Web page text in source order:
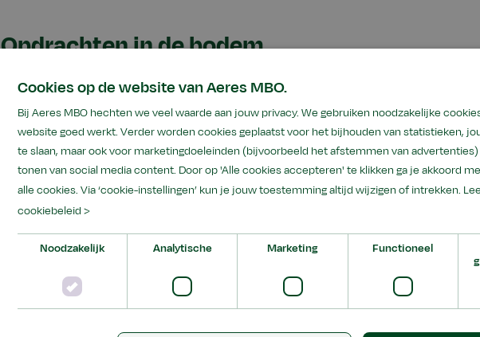
Opdrachten in de bodem
De studenten deden vijf praktijkopdrachten:
profielkuilen graven om de bodem te bekijken
meten hoe snel water in de grond zakt
tellen welke planten op het land groeien
verschillende soorten mest onderzoeken
nitraat meten in de bodem met een app
De teams bestonden bewust uit studenten van verschillende scholen en
studenten van elkaar en deelden ze hun kennis.
Cookies op de website van Aeres MBO.
Bij Aeres MBO hechten we veel waarde aan jouw privacy. We gebruiken noodzakelijke
website goed werkt. Verder worden cookies geplaatst voor het bijhouden van statistieken,
te slaan, maar ook voor marketingdoeleinden (bijvoorbeeld het afstemmen van
tonen van social media content. Door op 'Alle cookies accepteren' te klikken ga je akkoord
alle cookies. Via ‘cookie-instellingen’ kun je jouw toestemming altijd wijzigen of intrekken.
cookiebeleid >
Noodzakelijk Analytische Marketing Functioneel